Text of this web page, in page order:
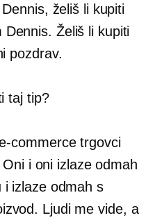
želiš li kupiti
Želiš li kupiti
pozdrav.
taj tip?
commercetrgovci
i oni izlaze odmah
i izlaze odmah s
Ljudi me vide, a